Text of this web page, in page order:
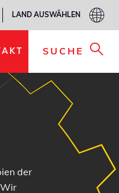
LAND AUSWÄHLEN
SUCHE
der